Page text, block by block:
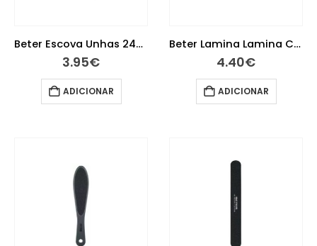
Beter Escova Unhas 24091 Asa
3.95€
ADICIONAR
Beter Lamina Lamina Calo X 10 24028
4.40€
ADICIONAR